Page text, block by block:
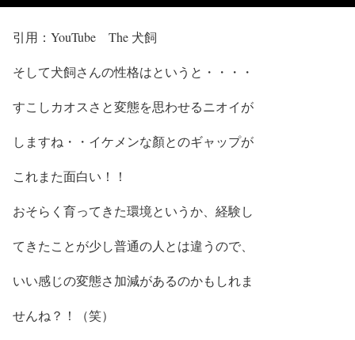
引用：YouTube The 犬飼
そして犬飼さんの性格はというと・・・・
すこしカオスさ と変態を思わせるニオイが
しますね・・ イケメンな顏とのギャップが
これまた面白い！！
おそらく育ってきた環境というか、経験し
てきたことが少し普通の人とは違うので、
いい感じの変態さ加減があるのかもしれま
せんね？！（笑）